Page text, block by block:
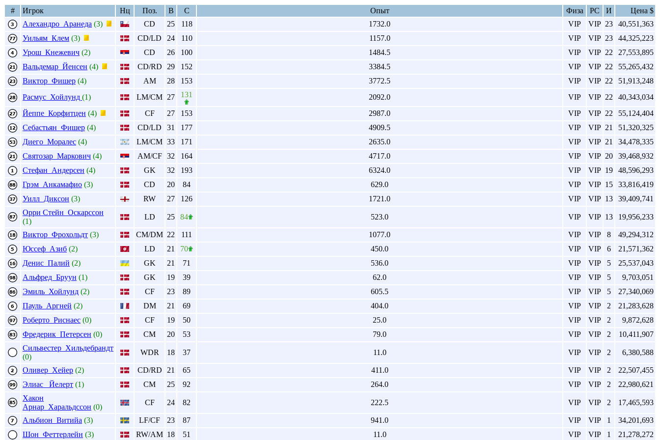
# Игрок Нц Поз. В С Опыт Физа РС И
Цена $
Алехандро Аранеда (3) CD 25 118 1732.0 VIP VIP 23
40,551,363
Уильям Клем (3) CD/LD 24 110 1157.0 VIP VIP 23
44,325,223
Урош Кнежевич (2) CD 26 100 1484.5 VIP VIP 22
27,553,895
Вальдемар Йенсен (4) CD/RD 29 152 3384.5 VIP VIP 22
55,265,432
Виктор Фишер (4) AM 28 153 3772.5 VIP VIP 22
51,913,248
Расмус Хойлунд (1) LM/CM 27 131 2092.0 VIP VIP 22
40,343,034
Йеппе Корфитцен (4) CF 27 153 2987.0 VIP VIP 22
55,124,404
Себастьян Фишер (4) CD/LD 31 177 4909.5 VIP VIP 21
51,320,325
Диего Моралес (4) LM/CM 33 171 2635.0 VIP VIP 21
34,478,335
Святозар Маркович (4) AM/CF 32 164 4717.0 VIP VIP 20
39,468,932
Стефан Андерсен (4) GK 32 193 6324.0 VIP VIP 19
48,596,293
Грэм Анкамафио (3) CD 20 84 629.0 VIP VIP 15
33,816,419
Уилл Диксон (3) RW 27 126 1721.0 VIP VIP 13
39,409,741
Орри Стейн Оскарссон
(1)
LD 25 84 523.0 VIP VIP 13 19,956,233
Виктор Фрохольдт (3) CM/DM 22 111 1077.0 VIP VIP 8
49,294,312
Юссеф Азиб (2) LD 21 70 450.0 VIP VIP 6
21,571,362
Денис Палий (2) GK 21 71 536.0 VIP VIP 5
25,537,043
Альфред Бруун (1) GK 19 39 62.0 VIP VIP 5
9,703,051
Эмиль Хойлунд (2) CF 23 89 605.5 VIP VIP 5
27,340,069
Пауль Аргней (2) DM 21 69 404.0 VIP VIP 2
21,283,628
Роберто Риснаес (0) CF 19 50 25.0 VIP VIP 2
9,872,628
Фредерик Петерсен (0) CM 20 53 79.0 VIP VIP 2
10,411,907
Сильвестер Хильдебрандт
(0)
WDR 18 37 11.0 VIP VIP 2 6,380,588
Оливер Хейер (2) CD/RD 21 65 411.0 VIP VIP 2
22,507,455
Элиас Йелерт (1) CM 25 92 264.0 VIP VIP 2
22,980,621
Хакон
Арнар Харальдссон (0)
CF 24 82 222.5 VIP VIP 2 17,465,593
Альбион Витийа (3) LF/CF 23 87 941.0 VIP VIP 1
34,201,693
Шон Феттерлейн (3) RW/AM 18 51 11.0 VIP VIP 1 21,278,272